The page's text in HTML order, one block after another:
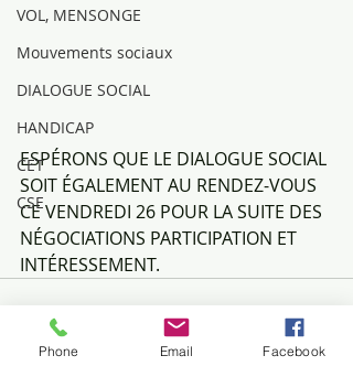
VOL, MENSONGE
Mouvements sociaux
DIALOGUE SOCIAL
HANDICAP
CET
CSE
ESPÉRONS QUE LE DIALOGUE SOCIAL
SOIT ÉGALEMENT AU RENDEZ-VOUS
CE VENDREDI 26 POUR LA SUITE DES
NÉGOCIATIONS PARTICIPATION ET
INTÉRESSEMENT.
Phone Email Facebook